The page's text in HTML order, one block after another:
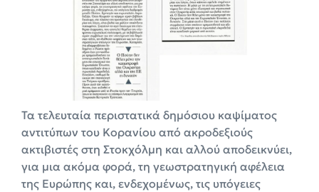
Τα τελευταία περιστατικά δημόσιου καψίματος
αντιτύπων του Κορανίου από ακροδεξιούς
ακτιβιστές στη Στοκχόλμη και αλλού αποδεικνύει,
για μια ακόμα φορά, τη γεωστρατηγική αφέλεια
της Ευρώπης και, ενδεχομένως, τις υπόγειες